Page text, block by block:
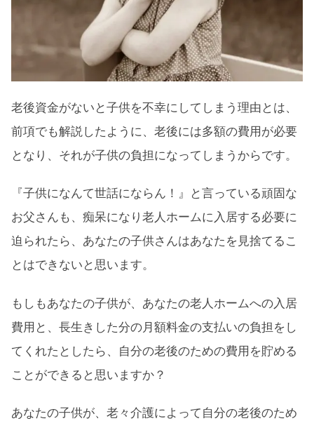
老後資金がないと子供を不幸にしてしまう理由とは、
前項でも解説したように、老後には多額の費用が必要
となり、それが子供の負担になってしまうからです。
『子供になんて世話にならん！』と言っている頑固な
お父さんも、痴呆になり老人ホームに入居する必要に
迫られたら、あなたの子供さんはあなたを見捨てるこ
とはできないと思います。
もしもあなたの子供が、あなたの老人ホームへの入居
費用と、長生きした分の月額料金の支払いの負担をし
てくれたとしたら、自分の老後のための費用を貯める
ことができると思いますか？
あなたの子供が、老々介護によって自分の老後のため